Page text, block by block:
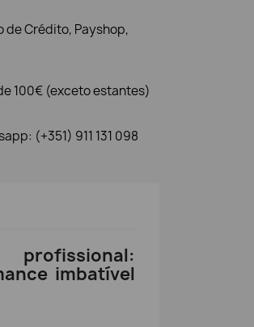
de Crédito, Payshop,
100€ (exceto estantes)
(+351) 911 131 098
imbatível